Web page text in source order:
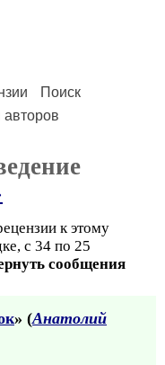
Поиск
авторов
к этому
с 34 по 25
сообщения
» (Анатолий